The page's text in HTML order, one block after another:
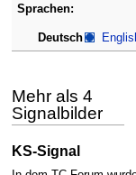
Zur
springen
Zur
springen
Sprachen:
Deutsch
Mehr als 4
Signalbilder
KS-Signal